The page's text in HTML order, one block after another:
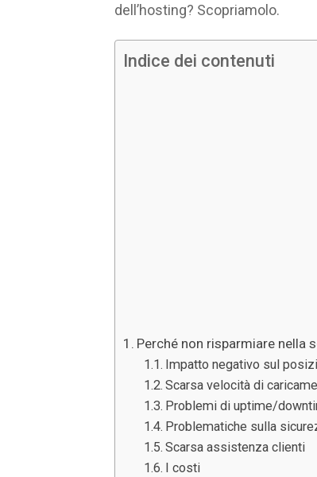
dell’hosting? Scopriamolo.
Indice dei contenuti
Perché non risparmiare nella
Impatto negativo sul
Scarsa velocità di
Problemi di uptime/
Problematiche sulla
Scarsa assistenza clienti
I costi